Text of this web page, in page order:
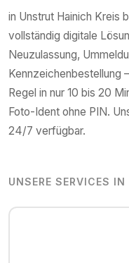
in Unstrut Hainich Kreis
vollständig digitale
Neuzulassung,
Kennzeichenbestellung
Regel in nur 10 bis 20
Foto-Ident ohne PIN.
24/7 verfügbar.
UNSERE SERVICES IN